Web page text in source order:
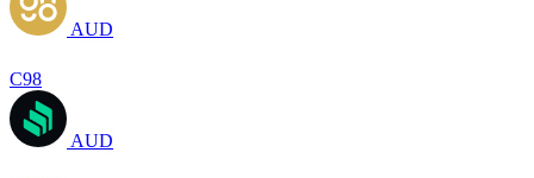
AUD
C98
AUD